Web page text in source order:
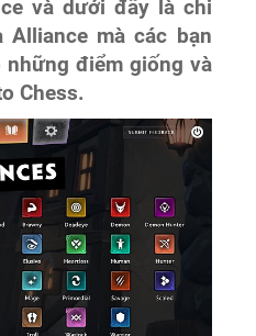
và dưới đây là chi
mà các bạn
điểm giống và
Chess.